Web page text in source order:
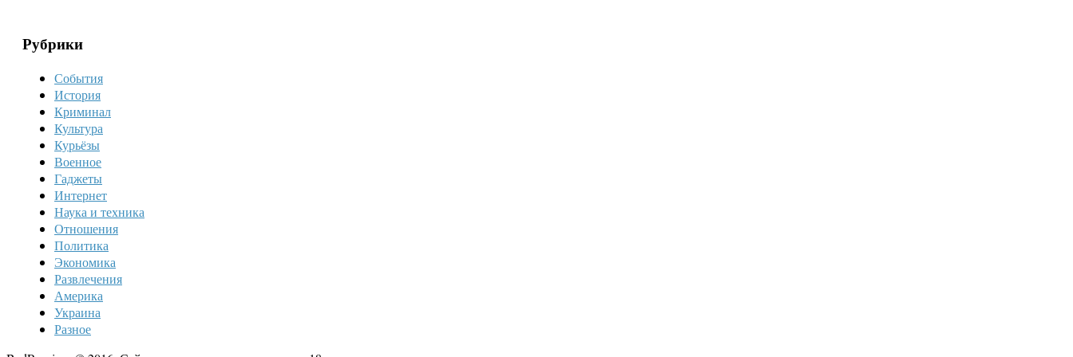
Рубрики
События
История
Криминал
Культура
Курьёзы
Военное
Гаджеты
Интернет
Наука и техника
Отношения
Политика
Экономика
Развлечения
Америка
Украина
Разное